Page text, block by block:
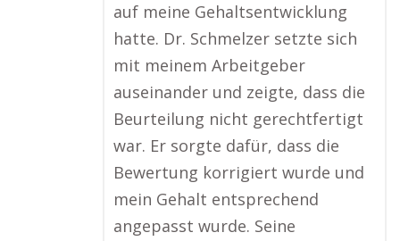
auf meine Gehaltsentwicklung
hatte. Dr. Schmelzer setzte sich
mit meinem Arbeitgeber
auseinander und zeigte, dass die
Beurteilung nicht gerechtfertigt
war. Er sorgte dafür, dass die
Bewertung korrigiert wurde und
mein Gehalt entsprechend
angepasst wurde. Seine